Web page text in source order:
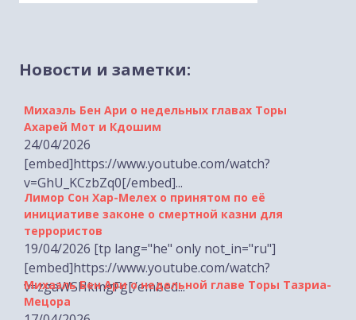
Новости и заметки:
Ахарей Мот и Кдошим
24/04/2026
[embed]https://www.youtube.com/watch?
v=GhU_KCzbZq0[/embed]...
Лимор Сон Хар-Мелех о принятом по её
инициативе законе о смертной казни для
террористов
19/04/2026 [tp lang="he" only not_in="ru"]
[embed]https://www.youtube.com/watch?
v=zgaWSHkmgFg[/embed...
Михаэль Бен Ари о недельной главе Торы Тазриа-
Мецора
17/04/2026